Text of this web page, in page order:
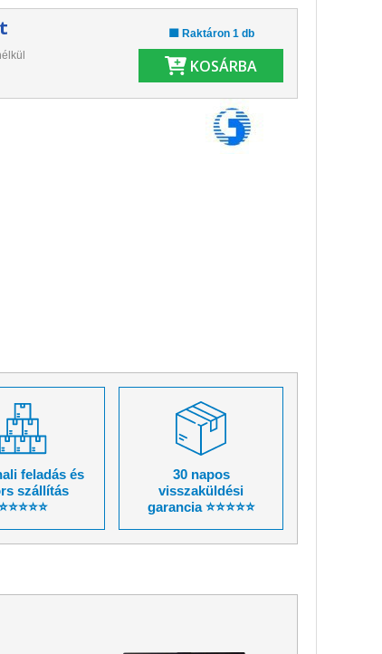
🟩 Raktáron 1 db
KOSÁRBA
feladás és
szállítás
30 napos
visszaküldési
garancia ⭐⭐⭐⭐⭐